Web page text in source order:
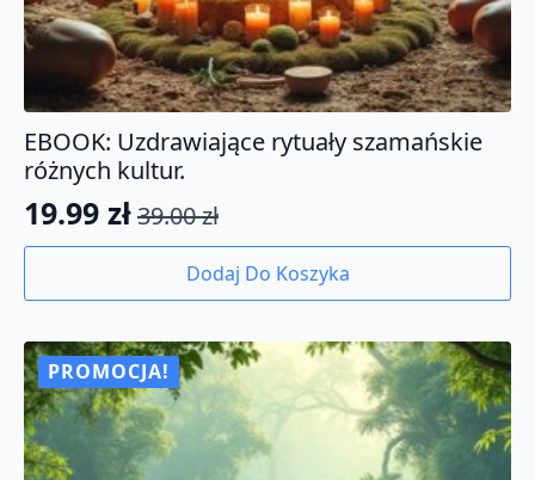
EBOOK: Uzdrawiające rytuały szamańskie
różnych kultur.
39.00zł
Pierwotna
wynosiła:
39.00 zł.
19.99 zł
Aktualna
wynosi:
19.99 zł.
Dodaj Do Koszyka
PROMOCJA!